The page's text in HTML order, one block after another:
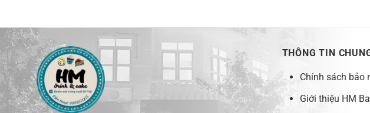
THÔNG TIN
Chính sách bảo
Giới thiệu HM